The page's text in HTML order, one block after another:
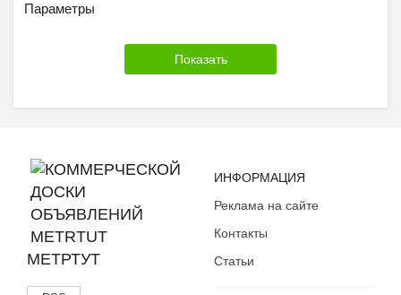
Параметры
МЕТРТУТ
ИНФОРМАЦИЯ
Реклама на сайте
Контакты
Статьи